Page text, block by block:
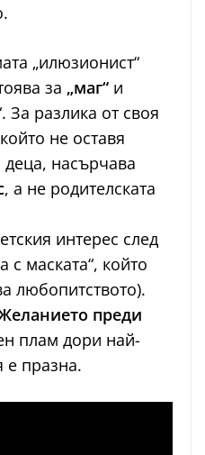
„илюзионист“
за „маг“ и
За разлика от своя
не оставя
насърчава
, а не родителската
интерес след
с маската“, който
любопитството).
преди
плам дори най-
е празна.